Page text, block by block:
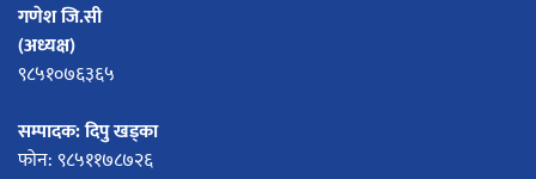
गणेश जि.सी
(अध्यक्ष)
९८५१०७६३६५
सम्पादक: दिपु खड्का
फोन: ९८५११७८७२६